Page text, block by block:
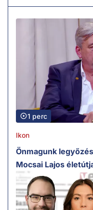
1 perc
Ikon
Önmagunk
Mocsai Lajos